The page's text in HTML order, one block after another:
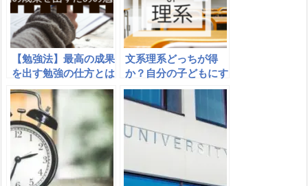
【勉強法】最高の成果
を出す勉強の仕方とは
｜勉強の成果は時間×
集中×工夫の方程式
文系理系どっちが得
か？自分の子どもにす
すめるならどっち？